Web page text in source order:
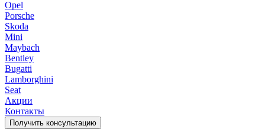
Opel
Porsche
Skoda
Mini
Maybach
Bentley
Bugatti
Lamborghini
Seat
Акции
Контакты
Получить консультацию